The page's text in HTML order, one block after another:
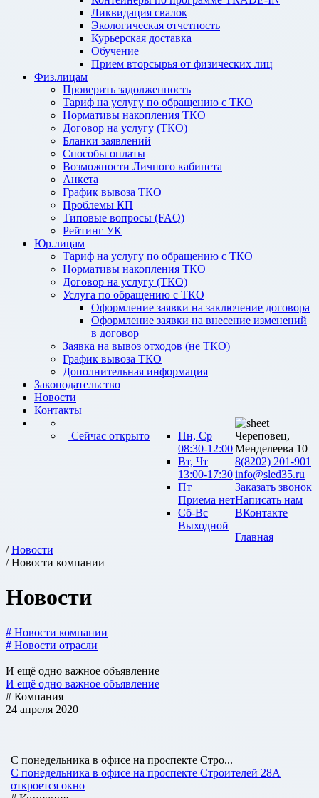
Ликвидация свалок
Экологическая отчетность
Курьерская доставка
Обучение
Прием вторсырья от физических лиц
Физ.лицам
Проверить задолженность
Тариф на услугу по обращению с ТКО
Нормативы накопления ТКО
Договор на услугу (ТКО)
Бланки заявлений
Способы оплаты
Возможности Личного кабинета
Анкета
График вывоза ТКО
Проблемы КП
Типовые вопросы (FAQ)
Рейтинг УК
Юр.лицам
Тариф на услугу по обращению с ТКО
Нормативы накопления ТКО
Договор на услугу (ТКО)
Услуга по обращению с ТКО
Оформление заявки на заключение договора
Оформление заявки на внесение изменений
в договор
Заявка на вывоз отходов (не ТКО)
График вывоза ТКО
Дополнительная информация
Законодательство
Новости
Контакты
Сейчас открыто
Пн, Ср
08:30-12:00
Вт, Чт
13:00-17:30
Пт
Приема нет
Сб-Вс
Выходной
Череповец,
Менделеева 10
8(8202) 201-901
info@sled35.ru
Заказать звонок
Написать нам
ВКонтакте
Главная
/Новости
/ Новости компании
Новости
# Новости компании
# Новости отрасли
И ещё одно важное объявление
И ещё одно важное объявление
# Компания
24 апреля 2020
С понедельника в офисе на проспекте Стро...
С понедельника в офисе на проспекте Строителей 28А
откроется окно